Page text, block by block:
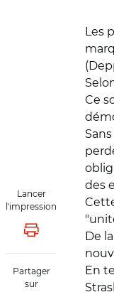
Lancer
l'impression
Lancer
Partager
sur
Les
Ce
des
De
En